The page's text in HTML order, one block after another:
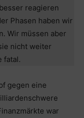
reagieren
Phasen haben wir
Wir müssen aber
nicht weiter
fatal.
gegen eine
war